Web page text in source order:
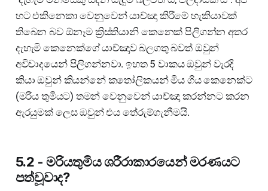
හට එකිනෙකා වෙනුවෙන් යාච්ඤා කිරීමේ හැකියාවක්
තිබෙන බව ඕනෑම ක්‍රිස්තියානි කෙනෙක් පිලිගන්න අතර
දැහැමි කෙනෙක්ගේ යාච්ඤාව බලගතු බවත් ඔවුන්
අවිවාදයෙන් පිලිගන්නවා. ඉහත 5 වාකය ඔවුන් වැරදි
කියා ඔවුන් කියන්නේ කතෝලිකයන් මිය ගිය කෙනෙක්ට
(මරිය තුමියට) තමන් වෙනුවෙන් යාච්ඤා කරන්නට කරන
ඇරයුමක් ලෙස ඔවුන් එය තේරුම්ගැනීමයි.
5.2 - මරියතුමිය ශරීරාකාරයෙන් මරණයට
පත්වූවාද?